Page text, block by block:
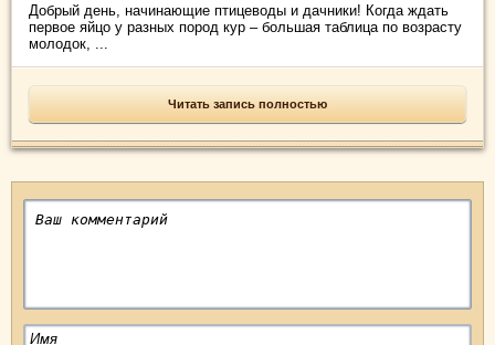
Добрый день, начинающие птицеводы и дачники! Когда ждать
первое яйцо у разных пород кур – большая таблица по возрасту
молодок, ...
Читать запись полностью